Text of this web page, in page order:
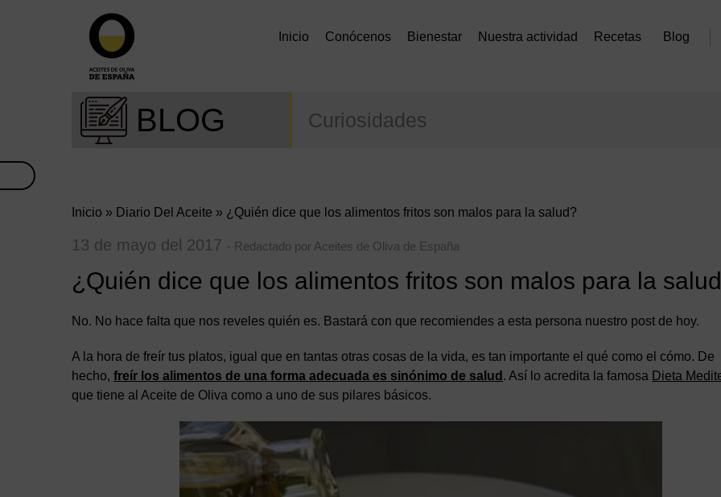
Inicio Conócenos Bienestar Nuestra actividad Recetas Blog
BLOG Curiosidades
Inicio » Diario Del Aceite » ¿Quién dice que los alimentos fritos son malos para la salud?
13 de mayo del 2017 - Redactado por Aceites de Oliva de España
¿Quién dice que los alimentos fritos son malos para la
No. No hace falta que nos reveles quién es. Bastará con que recomiendes a esta persona nuestro post de hoy.
A la hora de freír tus platos, igual que en tantas otras cosas de la vida, es tan importante el qué como el cómo. De
hecho, freír los alimentos de una forma adecuada es sinónimo de salud . Así lo acredita la famosa Dieta
que tiene al Aceite de Oliva como a uno de sus pilares básicos.